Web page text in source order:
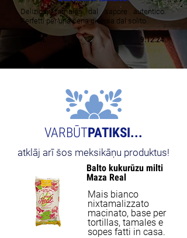
Deliziosi tamales dal sapore autentico.
Perfetti per una cena diversa dal solito.
Giulia R. 9.12.24.
VARBŪTPATIKSI...
atklāj arī šos meksikāņu produktus!
Balto kukurūzu milti
Maza Real
Mais bianco
nixtamalizzato
macinato, base per
tortillas, tamales e
sopes fatti in casa.